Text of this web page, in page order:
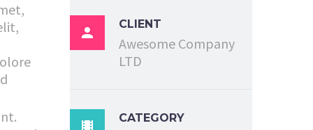

CLIENT
Awesome Company
LTD

CATEGORY